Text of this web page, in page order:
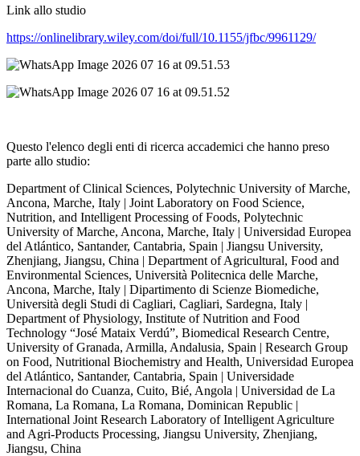
Link allo studio
https://onlinelibrary.wiley.com/doi/full/10.1155/jfbc/9961129/
Questo l'elenco degli enti di ricerca accademici che hanno preso
parte allo studio:
Department of Clinical Sciences, Polytechnic University of Marche,
Ancona, Marche, Italy | Joint Laboratory on Food Science,
Nutrition, and Intelligent Processing of Foods, Polytechnic
University of Marche, Ancona, Marche, Italy | Universidad Europea
del Atlántico, Santander, Cantabria, Spain | Jiangsu University,
Zhenjiang, Jiangsu, China | Department of Agricultural, Food and
Environmental Sciences, Università Politecnica delle Marche,
Ancona, Marche, Italy | Dipartimento di Scienze Biomediche,
Università degli Studi di Cagliari, Cagliari, Sardegna, Italy |
Department of Physiology, Institute of Nutrition and Food
Technology “José Mataix Verdú”, Biomedical Research Centre,
University of Granada, Armilla, Andalusia, Spain | Research Group
on Food, Nutritional Biochemistry and Health, Universidad Europea
del Atlántico, Santander, Cantabria, Spain | Universidade
Internacional do Cuanza, Cuito, Bié, Angola | Universidad de La
Romana, La Romana, La Romana, Dominican Republic |
International Joint Research Laboratory of Intelligent Agriculture
and Agri-Products Processing, Jiangsu University, Zhenjiang,
Jiangsu, China